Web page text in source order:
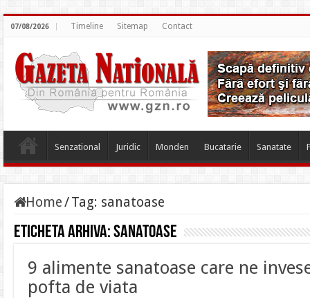
07/08/2026 Timeline Sitemap Contact
Senzational Juridic Monden Bucatarie Sanatate
Home/Tag: sanatoase
Eticheta arhiva:sanatoase
9 alimente sanatoase care ne
pofta de viata